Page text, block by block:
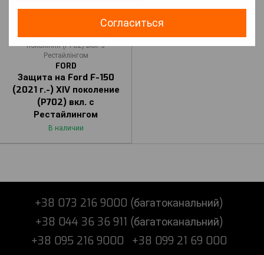
Согласиться
Артикул: F-150 (2021 р.-) XIV
покоління (P702) вкл. з
Рестайлінгом
FORD
Защита на Ford F-150
(2021 г.-) XIV поколение
(P702) вкл. с
Рестайлингом
В наличии
+38 073 216 9000 (багатоканальний)
+38 044 36 36 911 (багатоканальний)
+38 095 216 9000
+38 099 21 69 000